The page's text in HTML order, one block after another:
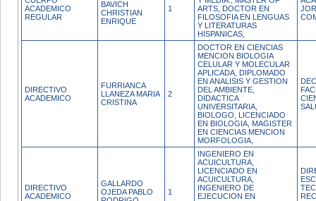
ACADEMICO
REGULAR
BAVICH
CHRISTIAN
ENRIQUE
1
ARTS, DOCTOR EN
FILOSOFIA EN LENGUAS
Y LITERATURAS
HISPANICAS,
DIRECTIVO
ACADEMICO
FURRIANCA
LLANEZA MARIA
CRISTINA
2
DOCTOR EN CIENCIAS
MENCION BIOLOGIA
CELULAR Y MOLECULAR
APLICADA, DIPLOMADO
EN ANALISIS Y GESTION
DEL AMBIENTE,
DIDACTICA
UNIVERSITARIA,
BIOLOGO, LICENCIADO
EN BIOLOGIA, MAGISTER
EN CIENCIAS MENCION
MORFOLOGIA,
DIRECTIVO
ACADEMICO
GALLARDO
OJEDA PABLO
1
INGENIERO EN
ACUICULTURA,
LICENCIADO EN
ACUICULTURA,
INGENIERO DE
EJECUCION EN